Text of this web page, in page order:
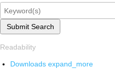
Submit Search
Readability
Downloads expand_more